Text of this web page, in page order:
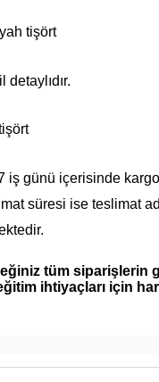
tişört
iş günü içerisinde
süresi ise teslimat
tüm siparişlerin
ihtiyaçları için